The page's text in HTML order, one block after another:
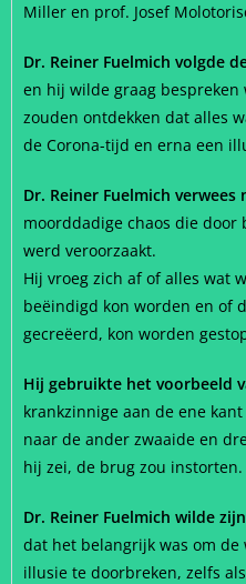
Miller en prof. Josef
Dr. Reiner Fuelmich volgde
en hij wilde graag
zouden ontdekken dat alles
de Corona-tijd en erna een
Dr. Reiner Fuelmich verwees
moorddadige chaos die door
werd veroorzaakt.
Hij vroeg zich af of alles wat
beëindigd kon worden en of
gecreëerd, kon worden
Hij gebruikte het voorbeeld
krankzinnige aan de ene
naar de ander zwaaide en
hij zei, de brug zou instorten.
Dr. Reiner Fuelmich wilde
dat het belangrijk was om
illusie te doorbreken, zelfs